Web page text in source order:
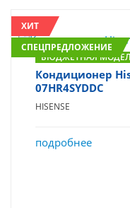
ХИТ
СПЕЦПРЕДЛОЖЕНИЕ
БЮДЖЕТНАЯ
Кондиционер
07HR4SYDDC
HISENSE
подробнее